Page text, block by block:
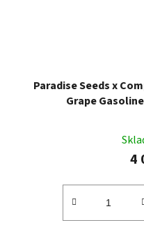
Paradise Seeds x
Grape
4